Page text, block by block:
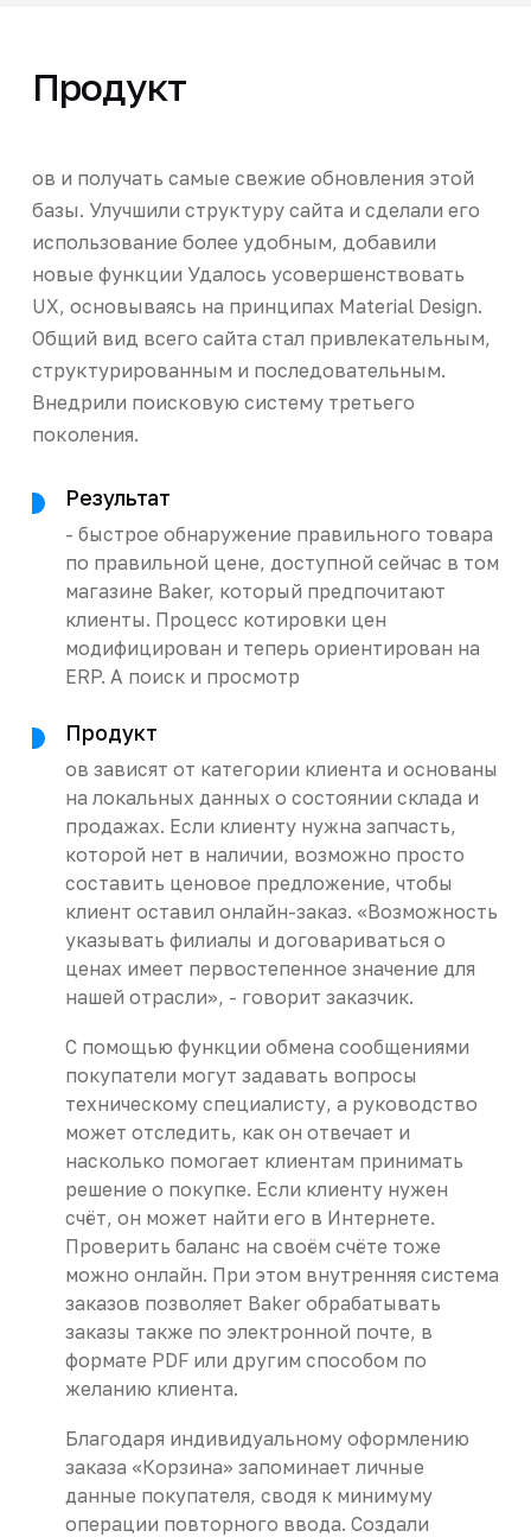
Продукт
ов и получать самые свежие обновления этой
базы. Улучшили структуру сайта и сделали его
использование более удобным, добавили
новые функции Удалось усовершенствовать
UX, основываясь на принципах Material Design.
Общий вид всего сайта стал привлекательным,
структурированным и последовательным.
Внедрили поисковую систему третьего
поколения.
Результат
- быстрое обнаружение правильного товара
по правильной цене, доступной сейчас в том
магазине Baker, который предпочитают
клиенты. Процесс котировки цен
модифицирован и теперь ориентирован на
ERP. А поиск и просмотр
Продукт
ов зависят от категории клиента и основаны
на локальных данных о состоянии склада и
продажах. Если клиенту нужна запчасть,
которой нет в наличии, возможно просто
составить ценовое предложение, чтобы
клиент оставил онлайн-заказ. «Возможность
указывать филиалы и договариваться о
ценах имеет первостепенное значение для
нашей отрасли», - говорит заказчик.
С помощью функции обмена сообщениями
покупатели могут задавать вопросы
техническому специалисту, а руководство
может отследить, как он отвечает и
насколько помогает клиентам принимать
решение о покупке. Если клиенту нужен
счёт, он может найти его в Интернете.
Проверить баланс на своём счёте тоже
можно онлайн. При этом внутренняя система
заказов позволяет Baker обрабатывать
заказы также по электронной почте, в
формате PDF или другим способом по
желанию клиента.
Благодаря индивидуальному оформлению
заказа «‎Корзина» запоминает личные
данные покупателя, сводя к минимуму
операции повторного ввода. Создали